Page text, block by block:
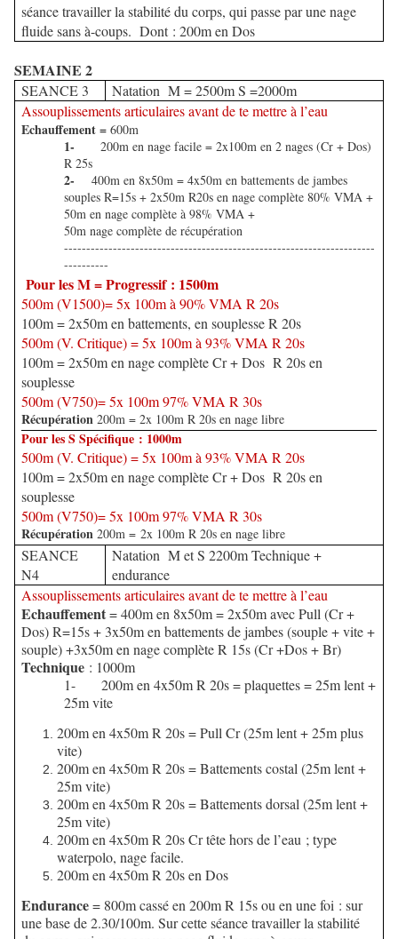
séance travailler la stabilité du corps, qui passe par une nage
fluide sans à-coups. Dont : 200m en Dos
SEMAINE 2
SEANCE 3
Natation M = 2500m S =2000m
Assouplissements articulaires avant de te mettre à l’eau
Echauffement =600m
1-200m en nage facile = 2x100m en 2 nages (Cr + Dos)
R 25s
2-400m en 8x50m = 4x50m en battements de jambes
souples R=15s + 2x50m R20s en nage complète 80% VMA +
50m en nage complète à 98% VMA +
50m nage complète de récupération
----------------------------------------------------------------------
----------
Pour les M = Progressif : 1500m
500m (V1500)= 5x 100m à 90% VMA R 20s
100m = 2x50m en battements, en souplesse R 20s
500m (V. Critique) = 5x 100m à 93% VMA R 20s
100m = 2x50m en nage complète Cr + Dos R 20s en
souplesse
500m (V750)= 5x 100m 97% VMA R 30s
Récupération 200m = 2x 100m R 20s en nage libre
Pour les S Spécifique : 1000m
500m (V. Critique) = 5x 100m à 93% VMA R 20s
100m = 2x50m en nage complète Cr + Dos R 20s en
souplesse
500m (V750)= 5x 100m 97% VMA R 30s
Récupération 200m = 2x 100m R 20s en nage libre
SEANCE
N4
Natation M et S 2200m Technique +
endurance
Assouplissements articulaires avant de te mettre à l’eau
Echauffement= 400m en 8x50m = 2x50m avec Pull (Cr +
Dos) R=15s + 3x50m en battements de jambes (souple + vite +
souple) +3x50m en nage complète R 15s (Cr +Dos + Br)
Technique : 1000m
1- 200m en 4x50m R 20s = plaquettes = 25m lent +
25m vite
200m en 4x50m R 20s = Pull Cr (25m lent + 25m plus
vite)
200m en 4x50m R 20s = Battements costal (25m lent +
25m vite)
200m en 4x50m R 20s = Battements dorsal (25m lent +
25m vite)
200m en 4x50m R 20s Cr tête hors de l’eau ; type
waterpolo, nage facile.
200m en 4x50m R 20s en Dos
Endurance= 800m cassé en 200m R 15s ou en une foi : sur
une base de 2.30/100m. Sur cette séance travailler la stabilité